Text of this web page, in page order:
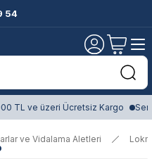
54
TL ve üzeri Ücretsiz Kargo
ve Vidalama Aletleri